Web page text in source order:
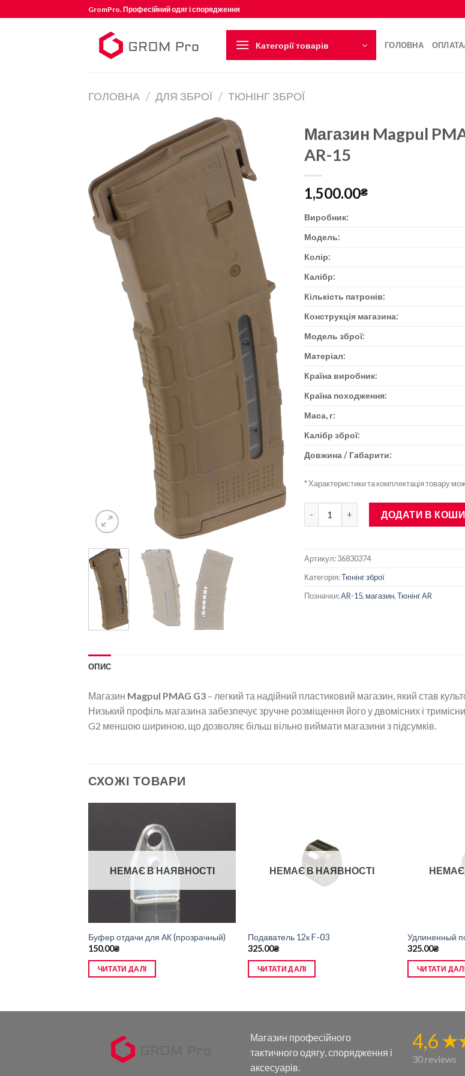
to
GromPro. Професійний одяг і спорядження
Категорії товарів ГОЛОВНА
ГОЛОВНА / ДЛЯ ЗБРОЇ / ТЮНІНГ ЗБРОЇ
Магазин Magpul
AR-15
1,500.00₴
Виробник:
Модель:
Колір:
Калібр:
Кількість патронів:
Конструкція магазина:
Модель зброї:
Матеріал:
Країна виробник:
Країна походження:
Маса, г:
Калібр зброї:
Довжина / Габарити:
* Характеристики та комплектація товару
Магазин Magpul PMAG G3 кал .223 Rem
ДОДАТИ В
Артикул:36830374
Категорія:Тюнінг зброї
Позначки:AR-15, магазин,Тюнінг AR
ОПИС
Магазин Magpul PMAG G3 – легкий та надійний пластиковий магазин, який став
Низький профіль магазина забезпечує зручне розміщення його у двомісних і
G2 меншою шириною, що дозволяє більш вільно виймати магазини з підсумків.
СХОЖІ ТОВАРИ
НЕМАЄ В НАЯВНОСТІ
Буфер отдачи для АК (прозрачный)
150.00₴
ЧИТАТИ ДАЛІ
НЕМАЄ В НАЯВНОСТІ
Подаватель 12к F-03
325.00₴
ЧИТАТИ ДАЛІ
НЕМАЄ
Удлиненный
325.00₴
ЧИТАТИ
Магазин професійного
тактичного одягу, спорядження і
аксесуарів.
4,6
30 reviews